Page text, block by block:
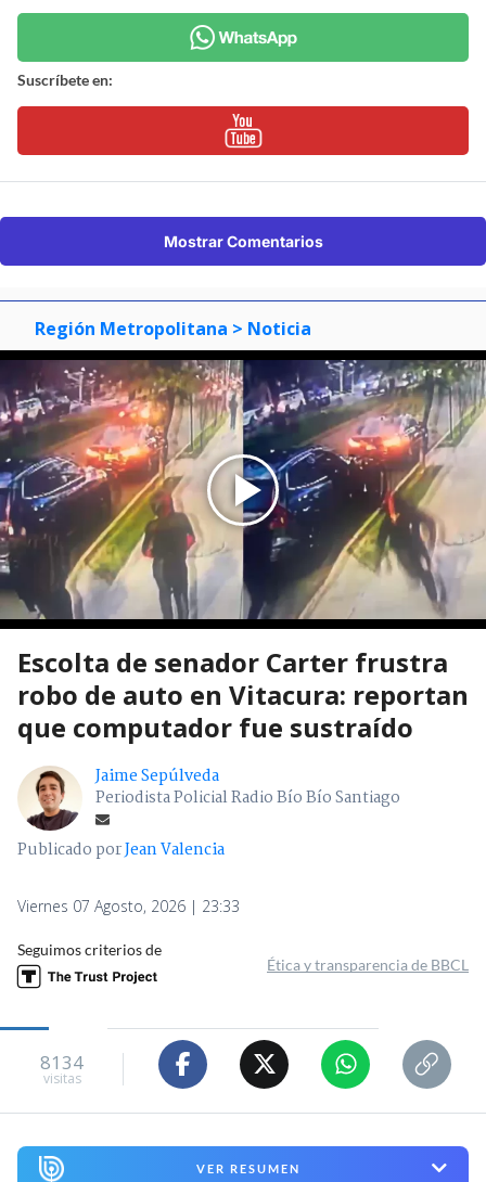
Suscríbete en:
Mostrar Comentarios
Región Metropolitana > Noticia
Escolta de senador Carter frustra
robo de auto en Vitacura: reportan
que computador fue sustraído
Jaime Sepúlveda
Periodista Policial Radio Bío Bío Santiago
Publicado porJean Valencia
Viernes 07 Agosto, 2026 | 23:33
Seguimos criterios de
Ética y transparencia de BBCL
8134
visitas
VER RESUMEN